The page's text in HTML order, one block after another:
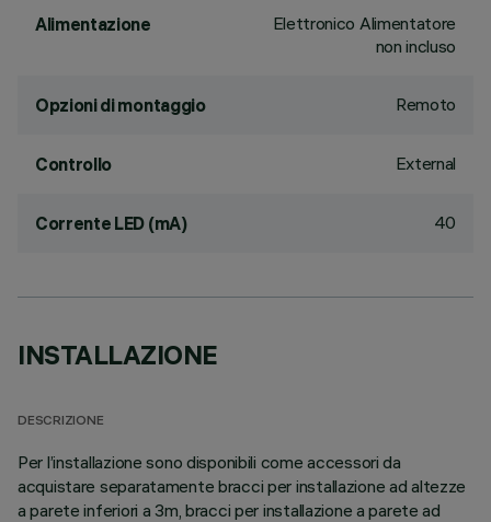
Alimentazione
Elettronico Alimentatore
non incluso
Opzioni di montaggio Remoto
Controllo External
Corrente LED (mA) 40
INSTALLAZIONE
DESCRIZIONE
Per l’installazione sono disponibili come accessori da
acquistare separatamente bracci per installazione ad altezze
a parete inferiori a 3m, bracci per installazione a parete ad